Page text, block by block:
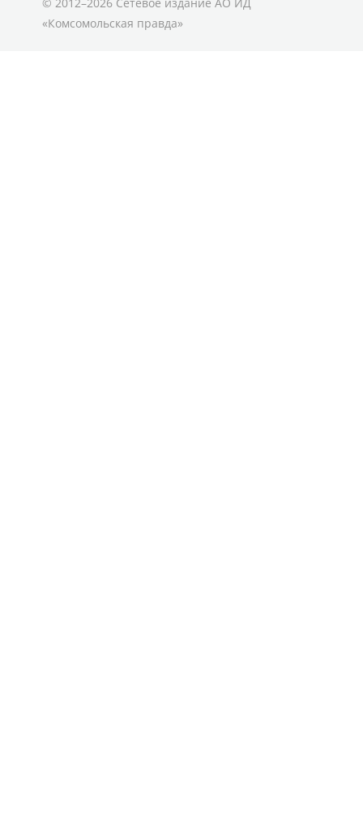
«Комсомольская правда»